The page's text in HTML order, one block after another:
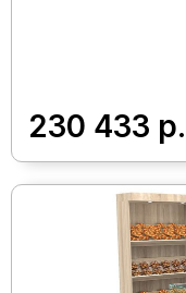
230 433 р.